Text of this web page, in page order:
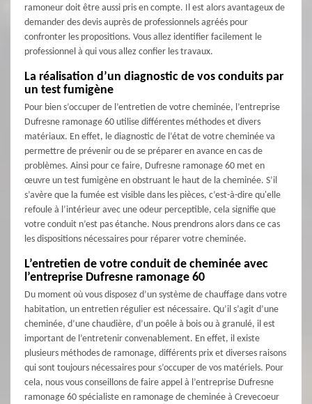
ramoneur doit être aussi pris en compte. Il est alors avantageux de
demander des devis auprès de professionnels agréés pour
confronter les propositions. Vous allez identifier facilement le
professionnel à qui vous allez confier les travaux.
La réalisation d’un diagnostic de vos conduits par
un test fumigène
Pour bien s’occuper de l’entretien de votre cheminée, l’entreprise
Dufresne ramonage 60 utilise différentes méthodes et divers
matériaux. En effet, le diagnostic de l’état de votre cheminée va
permettre de prévenir ou de se préparer en avance en cas de
problèmes. Ainsi pour ce faire, Dufresne ramonage 60 met en
œuvre un test fumigène en obstruant le haut de la cheminée. S’il
s’avère que la fumée est visible dans les pièces, c’est-à-dire qu'elle
refoule à l’intérieur avec une odeur perceptible, cela signifie que
votre conduit n’est pas étanche. Nous prendrons alors dans ce cas
les dispositions nécessaires pour réparer votre cheminée.
L’entretien de votre conduit de cheminée avec
l’entreprise Dufresne ramonage 60
Du moment où vous disposez d’un système de chauffage dans votre
habitation, un entretien régulier est nécessaire. Qu’il s’agit d’une
cheminée, d’une chaudière, d’un poêle à bois ou à granulé, il est
important de l’entretenir convenablement. En effet, il existe
plusieurs méthodes de ramonage, différents prix et diverses raisons
qui sont toujours nécessaires pour s’occuper de vos matériels. Pour
cela, nous vous conseillons de faire appel à l’entreprise Dufresne
ramonage 60 spécialiste en ramonage de cheminée à Crevecoeur